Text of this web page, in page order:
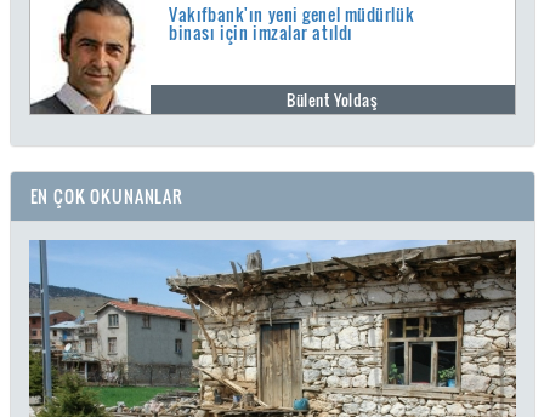
Vakıfbank'ın yeni genel müdürlük
binası için imzalar atıldı
Bülent Yoldaş
EN ÇOK OKUNANLAR